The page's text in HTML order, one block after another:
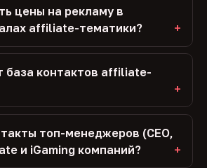
цены на рекламу в
affiliate-тематики?
база контактов affiliate-
топ-менеджеров (CEO,
и iGaming компаний?